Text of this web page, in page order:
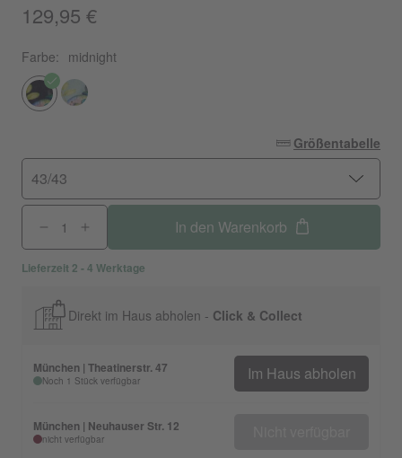
129,95 €
Farbe: midnight
Größentabelle
43/43
In den Warenkorb
Lieferzeit 2 - 4 Werktage
Direkt im Haus abholen - Click & Collect
München | Theatinerstr. 47
Noch 1 Stück verfügbar Im Haus abholen
München | Neuhauser Str. 12
nicht verfügbar